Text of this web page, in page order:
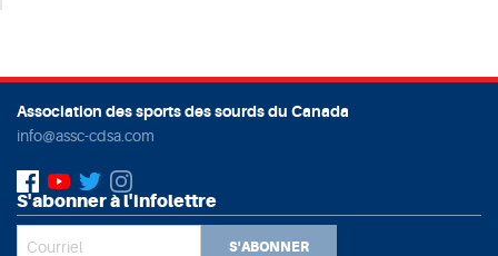
Association des sports des sourds du Canada
info@assc-cdsa.com
S'abonner à l'infolettre
S'ABONNER